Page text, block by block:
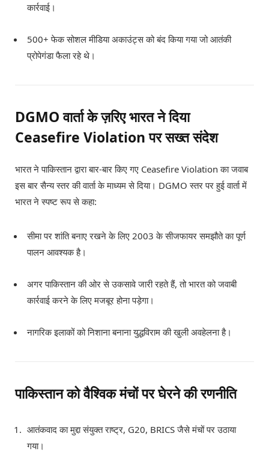
कार्रवाई।
500+ फेक सोशल मीडिया अकाउंट्स को बंद किया गया जो आतंकी
प्रोपेगंडा फैला रहे थे।
DGMO वार्ता के ज़रिए भारत ने दिया
Ceasefire Violation पर सख्त संदेश
भारत ने पाकिस्तान द्वारा बार-बार किए गए Ceasefire Violation का जवाब
इस बार सैन्य स्तर की वार्ता के माध्यम से दिया। DGMO स्तर पर हुई वार्ता में
भारत ने स्पष्ट रूप से कहा:
सीमा पर शांति बनाए रखने के लिए 2003 के सीजफायर समझौते का पूर्ण
पालन आवश्यक है।
अगर पाकिस्तान की ओर से उकसावे जारी रहते हैं, तो भारत को जवाबी
कार्रवाई करने के लिए मजबूर होना पड़ेगा।
नागरिक इलाकों को निशाना बनाना युद्धविराम की खुली अवहेलना है।
पाकिस्तान को वैश्विक मंचों पर घेरने की रणनीति
आतंकवाद का मुद्दा संयुक्त राष्ट्र, G20, BRICS जैसे मंचों पर उठाया
गया।